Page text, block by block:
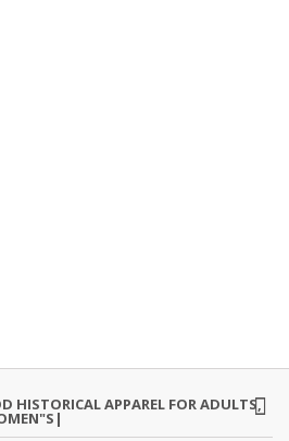
HISTORICAL APPAREL FOR ADULTS,